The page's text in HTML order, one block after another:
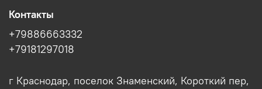
Контакты
+79886663332
+79181297018
г Краснодар, поселок Знаменский, Короткий пер,